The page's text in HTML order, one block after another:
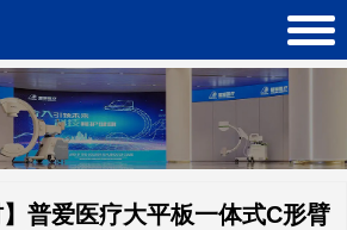
】普爱医疗大平板一体式C形臂